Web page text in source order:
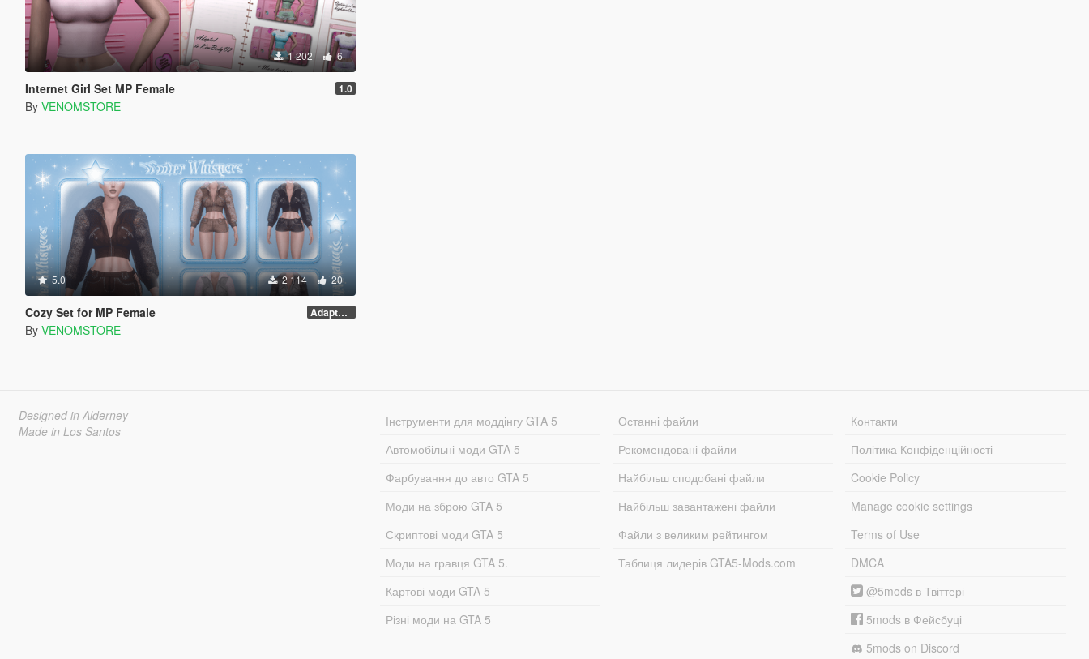
1 202 6
Internet Girl Set MP Female 1.0
By VENOMSTORE
5.0 2 114 20
Cozy Set for MP Female Adapted To Kim Body
By VENOMSTORE
Designed in Alderney
Made in Los Santos
Інструменти для моддінгу GTA 5
Автомобільні моди GTA 5
Фарбування до авто GTA 5
Моди на зброю GTA 5
Скриптові моди GTA 5
Моди на гравця GTA 5.
Картові моди GTA 5
Різні моди на GTA 5
Останні файли
Рекомендовані файли
Найбільш сподобані файли
Найбільш завантажені файли
Файли з великим рейтингом
Таблиця лидерів GTA5-Mods.com
Контакти
Політика Конфіденційності
Cookie Policy
Manage cookie settings
Terms of Use
DMCA
@5mods в Твіттері
5mods в Фейсбуці
5mods on Discord